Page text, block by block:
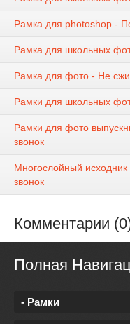
Рамка для photoshop -
Рамка для школьных
Рамка для фото - Не
Рамки для школьных
Рамки для фото
звонок
Многослойный
звонок
Комментарии
Полная
- Рамки